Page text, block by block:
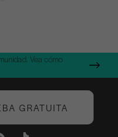
Vea cómo
GRATUITA